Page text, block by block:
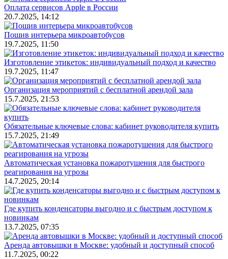
Оплата сервисов Apple в России
20.7.2025, 14:12
Пошив интерьера микроавтобусов
19.7.2025, 11:50
Изготовление этикеток: индивидуальный подход и качество
19.7.2025, 11:47
Организация мероприятий с бесплатной арендой зала
15.7.2025, 21:53
Обязательные ключевые слова: кабинет руководителя купить
15.7.2025, 21:49
Автоматическая установка пожаротушения для быстрого
реагирования на угрозы
14.7.2025, 20:14
Где купить конденсаторы выгодно и с быстрым доступом к
новинкам
13.7.2025, 07:35
Аренда автовышки в Москве: удобный и доступный способ
11.7.2025, 00:22